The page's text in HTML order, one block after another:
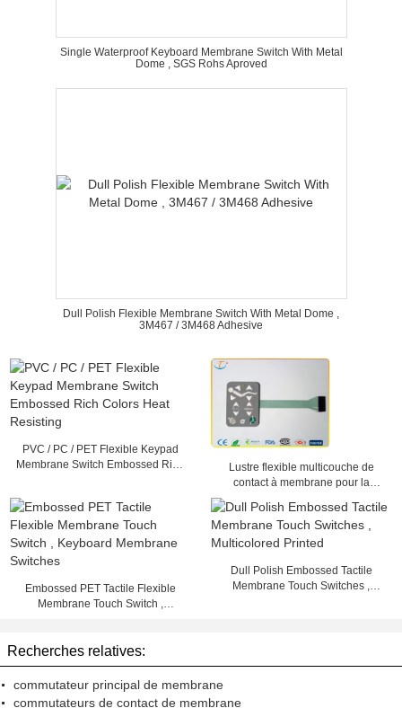
Single Waterproof Keyboard Membrane Switch With Metal
Dome , SGS Rohs Aproved
Dull Polish Flexible Membrane Switch With Metal Dome ,
3M467 / 3M468 Adhesive
PVC / PC / PET Flexible Keypad
Membrane Switch Embossed Rich
Lustre flexible multicouche de
contact à membrane pour la
machine médicale, 25mA - 100mA
Embossed PET Tactile Flexible
Membrane Touch Switch ,
Dull Polish Embossed Tactile
Membrane Touch Switches ,
Recherches relatives:
commutateur principal de membrane
commutateurs de contact de membrane